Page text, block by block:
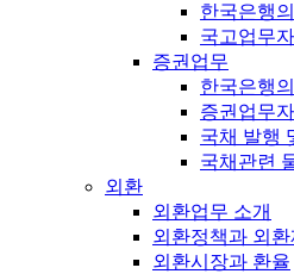
한국은행
국고업무
증권업무
한국은행
증권업무
국채 발행
국채관련
외환
외환업무 소개
외환정책과 외환
외환시장과 환율